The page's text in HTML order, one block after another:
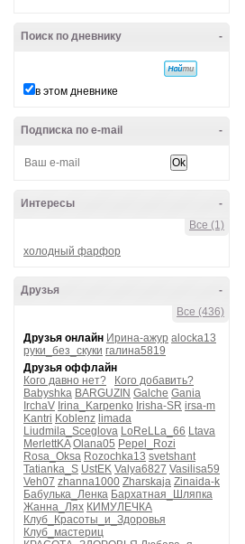
-
Поиск по дневнику
в этом дневнике
-
Подписка по e-mail
-
Интересы
Все (1)
холодный фарфор
-
Друзья
Все (436)
Друзья онлайн Ирина-ажур alocka13
руки_без_скуки галина5819
Друзья оффлайн
Кого давно нет?
Кого добавить?
Babyshka BARGUZIN Galche Gania
IrchaV Irina_Karpenko Irisha-SR irsa-m
Kantri Koblenz limada
Liudmila_Sceglova LoReLLa_66 Ltava
MerlettKA Olana05 Pepel_Rozi
Rosa_Oksa Rozochka13 svetshant
Tatianka_S UstEK Valya6827 Vasilisa59
Veh07 zhanna1000 Zharskaja Zinaida-k
Бабулька_Ленка Бархатная_Шляпка
Жанна_Лях КИМУЛЕЧКА
Клуб_Красоты_и_Здоровья
Клуб_мастериц